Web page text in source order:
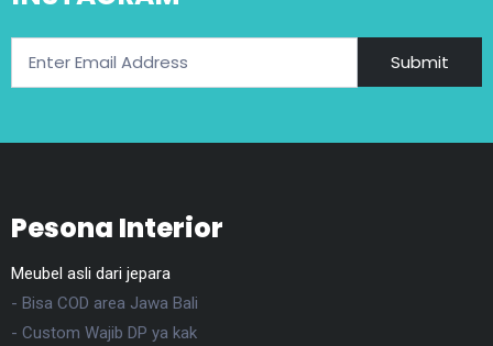
Submit
Pesona Interior
Meubel asli dari jepara
- Bisa COD area Jawa Bali
- Custom Wajib DP ya kak